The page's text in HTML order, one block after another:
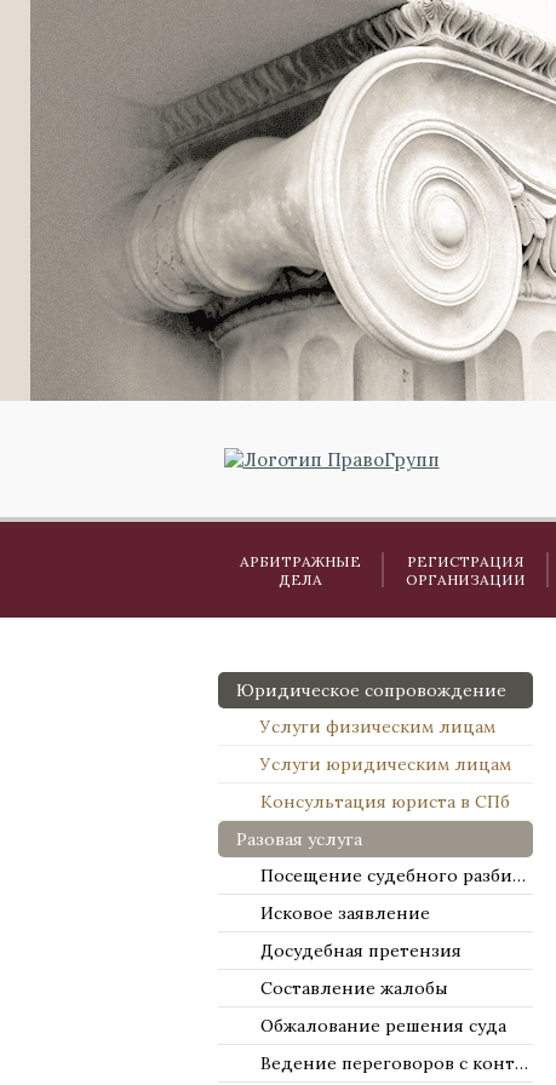
АРБИТРАЖНЫЕ
ДЕЛА
РЕГИСТРАЦИЯ
ОРГАНИЗАЦИИ
Юридическое сопровождение
Услуги физическим лицам
Услуги юридическим лицам
Консультация юриста в СПб
Разовая услуга
Посещение судебного разбирательства
Исковое заявление
Досудебная претензия
Составление жалобы
Обжалование решения суда
Ведение переговоров с контрагентами